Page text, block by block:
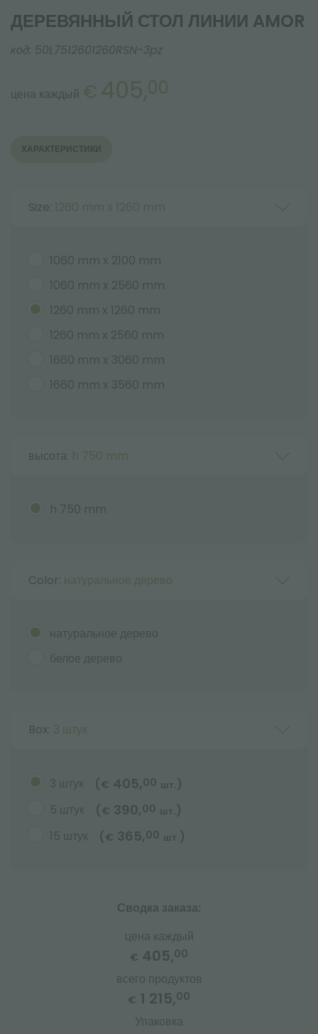
ДЕРЕВЯННЫЙ СТОЛ ЛИНИИ AMOR
код: 50L7512601260RSN-3pz
цена каждый € 405,00
ХАРАКТЕРИСТИКИ
Size: 1260 mm x 1260 mm
1060 mm x 2100 mm
1060 mm x 2560 mm
1260 mm x 1260 mm
1260 mm x 2560 mm
1660 mm x 3060 mm
1660 mm x 3560 mm
высота: h 750 mm
h 750 mm
Color: натуральное дерево
натуральное дерево
белое дерево
Box: 3 штук
3 штук ( € 405,00 шт. )
5 штук
( € 390,00 шт. )
15 штук
( € 365,00 шт. )
Сводка заказа:
цена каждый
€ 405,00
всего продуктов
€ 1 215,00
Упаковка